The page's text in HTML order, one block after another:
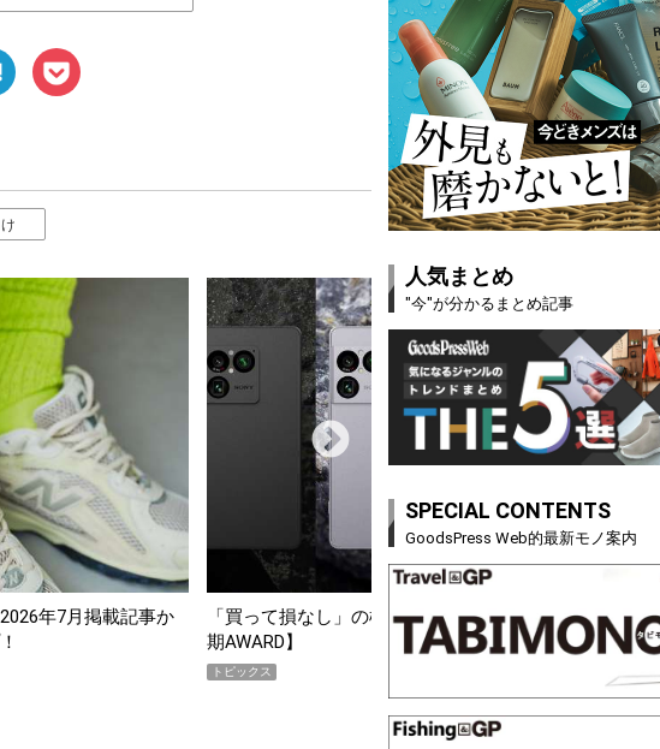
年7月掲載記事か
「買って損なし」の極上スマホ5選【GoodsPress 2026上半
期AWARD】
トピックス
人気まとめ
"今"が分かるまとめ記事
SPECIAL CONTENTS
GoodsPress Web的最新モノ案内